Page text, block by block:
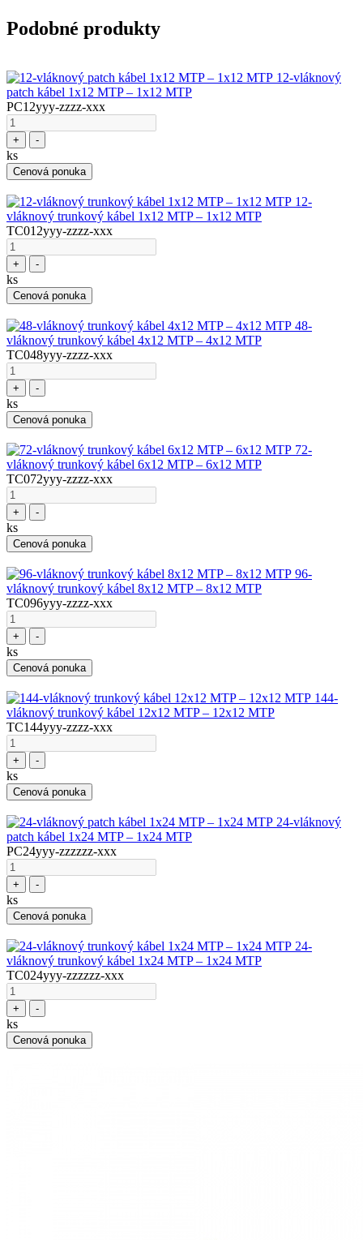
Podobné produkty
12-vláknový
patch kábel 1x12 MTP – 1x12 MTP
PC12yyy-zzzz-xxx
+ -
ks
Cenová ponuka
12-
vláknový trunkový kábel 1x12 MTP – 1x12 MTP
TC012yyy-zzzz-xxx
+ -
ks
Cenová ponuka
48-
vláknový trunkový kábel 4x12 MTP – 4x12 MTP
TC048yyy-zzzz-xxx
+ -
ks
Cenová ponuka
72-
vláknový trunkový kábel 6x12 MTP – 6x12 MTP
TC072yyy-zzzz-xxx
+ -
ks
Cenová ponuka
96-
vláknový trunkový kábel 8x12 MTP – 8x12 MTP
TC096yyy-zzzz-xxx
+ -
ks
Cenová ponuka
144-
vláknový trunkový kábel 12x12 MTP – 12x12 MTP
TC144yyy-zzzz-xxx
+ -
ks
Cenová ponuka
24-vláknový
patch kábel 1x24 MTP – 1x24 MTP
PC24yyy-zzzzzz-xxx
+ -
ks
Cenová ponuka
24-
vláknový trunkový kábel 1x24 MTP – 1x24 MTP
TC024yyy-zzzzzz-xxx
+ -
ks
Cenová ponuka